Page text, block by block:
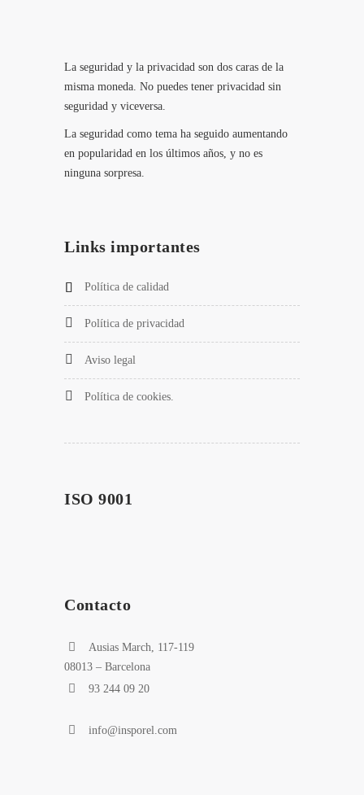
La seguridad y la privacidad son dos caras de la
misma moneda. No puedes tener privacidad sin
seguridad y viceversa.
La seguridad como tema ha seguido aumentando
en popularidad en los últimos años, y no es
ninguna sorpresa.
Links importantes
Política de calidad
Política de privacidad
Aviso legal
Política de cookies.
ISO 9001
Contacto
Ausias March, 117-119
08013 – Barcelona
93 244 09 20
info@insporel.com